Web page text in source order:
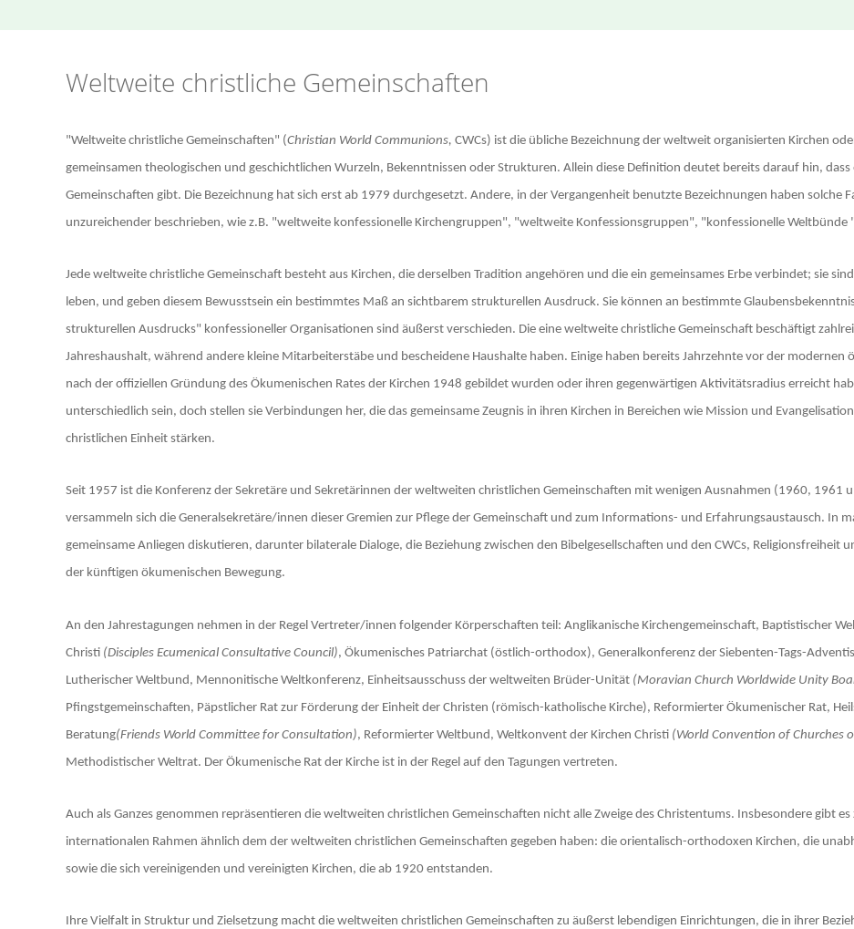
Weltweite christliche Gemeinschaften
"Weltweite christliche Gemeinschaften" (Christian World Communions, CWCs) ist die übliche Bezeichnung der weltweit organisierten Kirchen
gemeinsamen theologischen und geschichtlichen Wurzeln, Bekenntnissen oder Strukturen. Allein diese Definition deutet bereits darauf hin,
Gemeinschaften gibt. Die Bezeichnung hat sich erst ab 1979 durchgesetzt. Andere, in der Vergangenheit benutzte Bezeichnungen haben solche
unzureichender beschrieben, wie z.B. "weltweite konfessionelle Kirchengruppen", "weltweite Konfessionsgruppen", "konfessionelle
Jede weltweite christliche Gemeinschaft besteht aus Kirchen, die derselben Tradition angehören und die ein gemeinsames Erbe verbindet; sie
leben, und geben diesem Bewusstsein ein bestimmtes Maß an sichtbarem strukturellen Ausdruck. Sie können an bestimmte
strukturellen Ausdrucks" konfessioneller Organisationen sind äußerst verschieden. Die eine weltweite christliche Gemeinschaft beschäftigt
Jahreshaushalt, während andere kleine Mitarbeiterstäbe und bescheidene Haushalte haben. Einige haben bereits Jahrzehnte vor der
nach der offiziellen Gründung des Ökumenischen Rates der Kirchen 1948 gebildet wurden oder ihren gegenwärtigen Aktivitätsradius erreicht
unterschiedlich sein, doch stellen sie Verbindungen her, die das gemeinsame Zeugnis in ihren Kirchen in Bereichen wie Mission und
christlichen Einheit stärken.
Seit 1957 ist die Konferenz der Sekretäre und Sekretärinnen der weltweiten christlichen Gemeinschaften mit wenigen Ausnahmen (1960, 1961
versammeln sich die Generalsekretäre/innen dieser Gremien zur Pflege der Gemeinschaft und zum Informations- und Erfahrungsaustausch. In
gemeinsame Anliegen diskutieren, darunter bilaterale Dialoge, die Beziehung zwischen den Bibelgesellschaften und den CWCs, Religionsfreiheit
der künftigen ökumenischen Bewegung.
An den Jahrestagungen nehmen in der Regel Vertreter/innen folgender Körperschaften teil: Anglikanische Kirchengemeinschaft, Baptistischer
Christi (Disciples Ecumenical Consultative Council), Ökumenisches Patriarchat (östlich-orthodox), Generalkonferenz der Siebenten-Tags-
Lutherischer Weltbund, Mennonitische Weltkonferenz, Einheitsausschuss der weltweiten Brüder-Unität (Moravian Church Worldwide Unity
Pfingstgemeinschaften, Päpstlicher Rat zur Förderung der Einheit der Christen (römisch-katholische Kirche), Reformierter Ökumenischer Rat,
Beratung(Friends World Committee for Consultation), Reformierter Weltbund, Weltkonvent der Kirchen Christi (World Convention of Churches
Methodistischer Weltrat. Der Ökumenische Rat der Kirche ist in der Regel auf den Tagungen vertreten.
Auch als Ganzes genommen repräsentieren die weltweiten christlichen Gemeinschaften nicht alle Zweige des Christentums. Insbesondere gibt
internationalen Rahmen ähnlich dem der weltweiten christlichen Gemeinschaften gegeben haben: die orientalisch-orthodoxen Kirchen, die
sowie die sich vereinigenden und vereinigten Kirchen, die ab 1920 entstanden.
Ihre Vielfalt in Struktur und Zielsetzung macht die weltweiten christlichen Gemeinschaften zu äußerst lebendigen Einrichtungen, die in ihrer